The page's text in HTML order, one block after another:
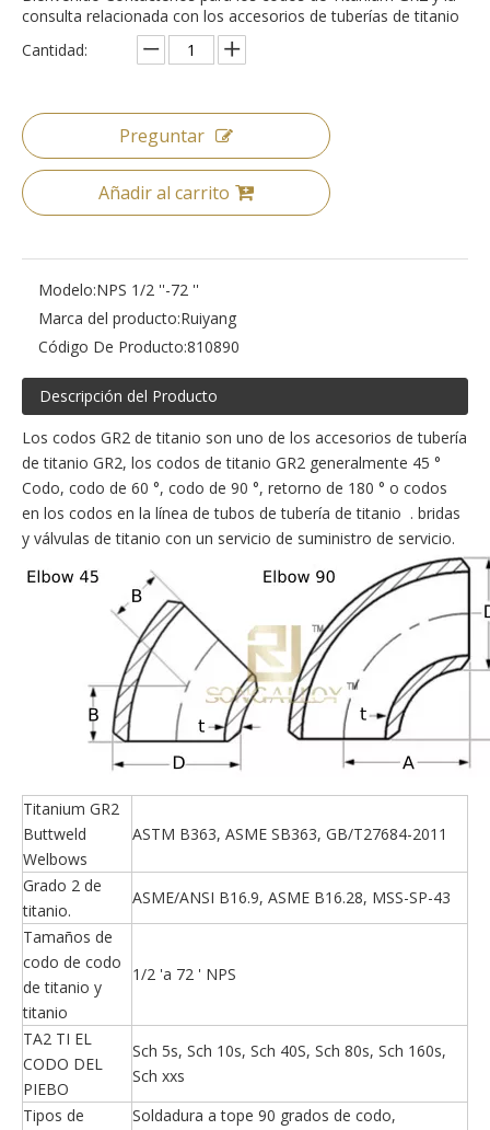
consulta relacionada con los accesorios de tuberías de titanio
Cantidad:
Preguntar
Añadir al carrito
Modelo:NPS 1/2 ''-72 ''
Marca del producto:Ruiyang
Código De Producto:810890
Descripción del Producto
Los codos GR2 de titanio son uno de los accesorios de tubería
de titanio GR2, los codos de titanio GR2 generalmente 45 °
Codo, codo de 60 °, codo de 90 °, retorno de 180 ° o codos
en los codos en la línea de tubos de tubería de titanio . bridas
y válvulas de titanio con un servicio de suministro de servicio.
Titanium GR2
Buttweld
Welbows
ASTM B363, ASME SB363, GB/T27684-2011
Grado 2 de
titanio.
ASME/ANSI B16.9, ASME B16.28, MSS-SP-43
Tamaños de
codo de codo
de titanio y
titanio
1/2 'a 72 ' NPS
TA2 TI EL
CODO DEL
PIEBO
Sch 5s, Sch 10s, Sch 40S, Sch 80s, Sch 160s,
Sch xxs
Tipos de
Soldadura a tope 90 grados de codo,